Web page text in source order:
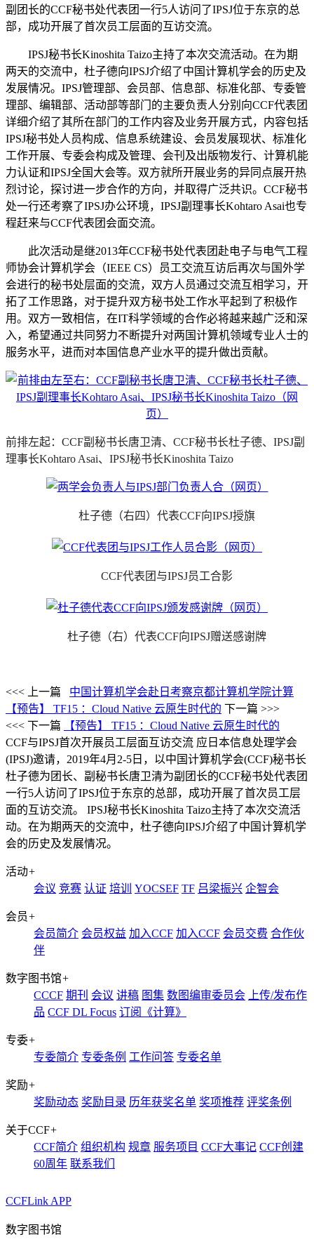
副团长的CCF秘书处代表团一行5人访问了IPSJ位于东京的总
部，成功开展了首次员工层面的互访交流。
IPSJ秘书长Kinoshita Taizo主持了本次交流活动。在为期
两天的交流中，杜子德向IPSJ介绍了中国计算机学会的历史及
发展情况。IPSJ管理部、会员部、信息部、标准化部、专委管
理部、编辑部、活动部等部门的主要负责人分别向CCF代表团
详细介绍了其所在部门的工作内容及业务开展方式，内容包括
IPSJ秘书处人员构成、信息系统建设、会员发展现状、标准化
工作开展、专委会构成及管理、会刊及出版物发行、计算机能
力认证和IPSJ全国大会等。双方就所开展业务的异同点展开热
烈讨论，探讨进一步合作的方向，并取得广泛共识。CCF秘书
处一行还考察了IPSJ办公环境，IPSJ副理事长Kohtaro Asai也专
程赶来与CCF代表团会面交流。
此次活动是继2013年CCF秘书处代表团赴电子与电气工程
师协会计算机学会（IEEE CS）员工交流互访后再次与国外学
会进行的秘书处层面的交流，双方人员通过交流互相学习，开
拓了工作思路，对于提升双方秘书处工作水平起到了积极作
用。双方一致相信，在IT科学领域的合作必将越来越广泛和深
入，希望通过共同努力不断提升对两国计算机领域专业人士的
服务水平，进而对本国信息产业水平的提升做出贡献。
前排左起：CCF副秘书长唐卫清、CCF秘书长杜子德、IPSJ副
理事长Kohtaro Asai、IPSJ秘书长Kinoshita Taizo
杜子德（右四）代表CCF向IPSJ授旗
CCF代表团与IPSJ员工合影
杜子德（右）代表CCF向IPSJ赠送感谢牌
<<< 上一篇
中国计算机学会赴日考察京都计算机学院计算
【预告】 TF15 ：Cloud Native 云原生时代的 下一篇 >>>
<<< 下一篇
【预告】 TF15 ：Cloud Native 云原生时代的
CCF与IPSJ首次开展员工层面互访交流 应日本信息处理学会
(IPSJ)邀请，2019年4月2-5日，以中国计算机学会(CCF)秘书长
杜子德为团长、副秘书长唐卫清为副团长的CCF秘书处代表团
一行5人访问了IPSJ位于东京的总部，成功开展了首次员工层
面的互访交流。 IPSJ秘书长Kinoshita Taizo主持了本次交流活
动。在为期两天的交流中，杜子德向IPSJ介绍了中国计算机学
会的历史及发展情况。
活动+
会议 竞赛 认证 培训 YOCSEF TF 吕梁振兴 企智会
会员+
会员简介 会员权益 加入CCF 加入CCF 会员交费 合作伙
伴
数字图书馆+
CCCF 期刊 会议 讲稿 图集 数图编审委员会
上传/发布作
品 CCF DL Focus 订阅《计算》
专委+
专委简介 专委条例 工作问答 专委名单
奖励+
奖励动态 奖励目录 历年获奖名单 奖项推荐 评奖条例
关于CCF+
CCF简介 组织机构 规章 服务项目 CCF大事记 CCF创建
60周年 联系我们
CCFLink APP
数字图书馆